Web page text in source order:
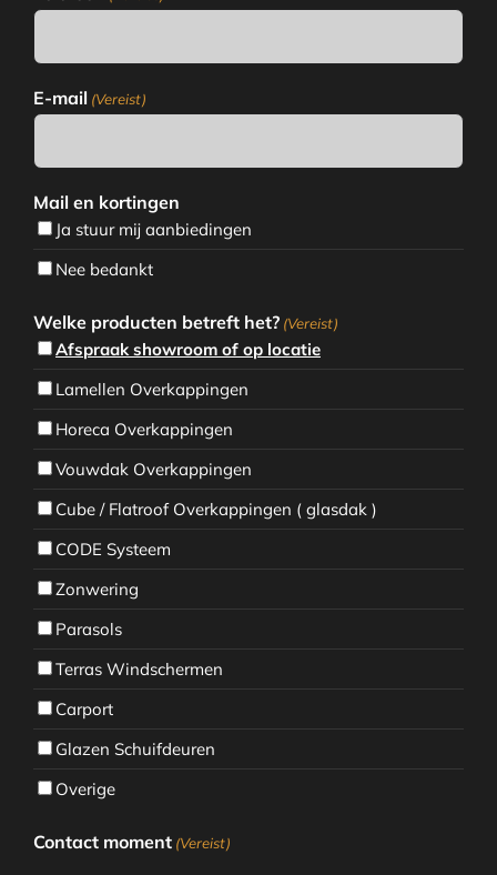
E-mail (Vereist)
Mail en kortingen
Ja stuur mij aanbiedingen
Nee bedankt
Welke producten betreft het? (Vereist)
Afspraak showroom of op locatie
Lamellen Overkappingen
Horeca Overkappingen
Vouwdak Overkappingen
Cube / Flatroof Overkappingen ( glasdak )
CODE Systeem
Zonwering
Parasols
Terras Windschermen
Carport
Glazen Schuifdeuren
Overige
Contact moment (Vereist)